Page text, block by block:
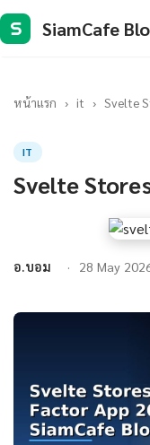
S SiamCafe
หน้าแรก › it › Svelte
IT
Svelte
อ.บอม 28 May